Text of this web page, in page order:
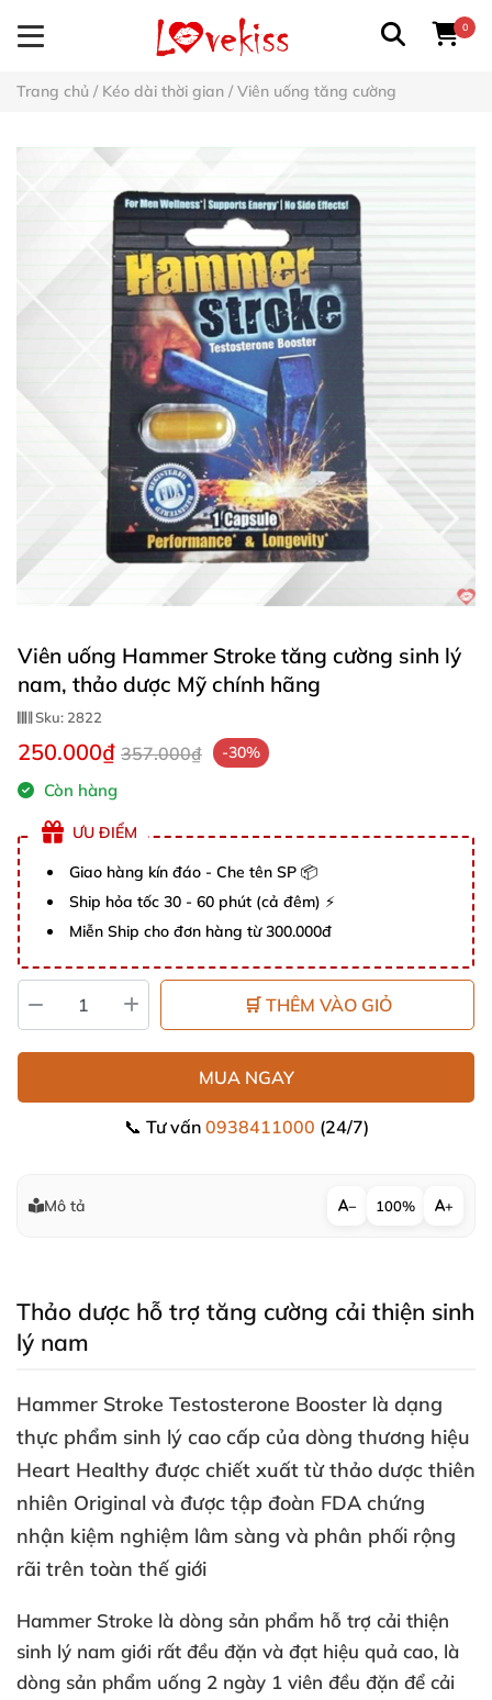
0
Trang chủ / Kéo dài thời gian / Viên uống tăng cường
Viên uống Hammer Stroke tăng cường sinh lý
nam, thảo dược Mỹ chính hãng
Sku: 2822
250.000₫ 357.000₫ -30%
Còn hàng
ƯU ĐIỂM
Giao hàng kín đáo - Che tên SP 📦
Ship hỏa tốc 30 - 60 phút (cả đêm) ⚡
Miễn Ship cho đơn hàng từ 300.000đ
🛒 THÊM VÀO GIỎ
MUA NGAY
📞 Tư vấn 0938411000 (24/7)
Mô tả − 100% +
Thảo dược hỗ trợ tăng cường cải thiện sinh
lý nam
Hammer Stroke Testosterone Booster là dạng
thực phẩm sinh lý cao cấp của dòng thương hiệu
Heart Healthy được chiết xuất từ thảo dược thiên
nhiên Original và được tập đoàn FDA chứng
nhận kiệm nghiệm lâm sàng và phân phối rộng
rãi trên toàn thế giới
Hammer Stroke là dòng sản phẩm hỗ trợ cải thiện
sinh lý nam giới rất đều đặn và đạt hiệu quả cao, là
dòng sản phẩm uống 2 ngày 1 viên đều đặn để cải